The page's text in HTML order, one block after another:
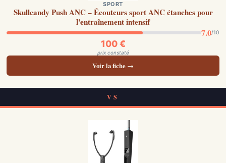
SPORT
Skullcandy Push ANC – Écouteurs sport ANC étanches pour
l'entraînement intensif
7.0/10
100 €
prix constaté
Voir la fiche →
VS